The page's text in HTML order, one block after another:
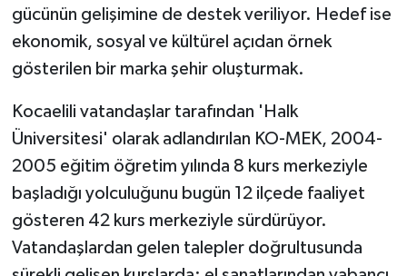
gücünün gelişimine de destek veriliyor. Hedef ise
ekonomik, sosyal ve kültürel açıdan örnek
gösterilen bir marka şehir oluşturmak.
Kocaelili vatandaşlar tarafından 'Halk
Üniversitesi' olarak adlandırılan KO-MEK, 2004-
2005 eğitim öğretim yılında 8 kurs merkeziyle
başladığı yolculuğunu bugün 12 ilçede faaliyet
gösteren 42 kurs merkeziyle sürdürüyor.
Vatandaşlardan gelen talepler doğrultusunda